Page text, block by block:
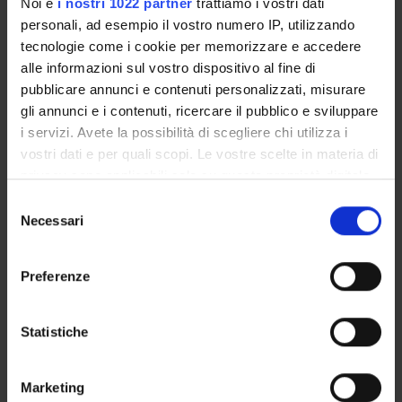
personali, ad esempio il vostro numero IP, utilizzando
tecnologie come i cookie per memorizzare e accedere
alle informazioni sul vostro dispositivo al fine di
pubblicare annunci e contenuti personalizzati, misurare
gli annunci e i contenuti, ricercare il pubblico e sviluppare
i servizi. Avete la possibilità di scegliere chi utilizza i
vostri dati e per quali scopi. Le vostre scelte in materia di
privacy sono applicabili solo su questa proprietà digitale
modificare o revocare il proprio consenso in qualsiasi
momento dalla Dichiarazione sui cookie o facendo clic
raccogliere informazioni sulla tua posizione
geografica, con un'approssimazione di qualche
Identificare il tuo dispositivo, scansionandolo
delNecessari
Preferenze
Statistiche
Marketing
GOVERNANCE
COMMITTEES
DEPARTMENT ADMINISTRATION OFFICES
STUDENT ADMINISTRATION OFFICES
LIBRARIES
CENTRI
People